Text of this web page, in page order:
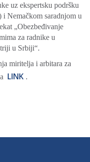
uz ekspertsku podršku
Nemačkom saradnjom u
„Obezbeđivanje
za radnike u
u Srbiji“.
miritelja i arbitara za
LINK .